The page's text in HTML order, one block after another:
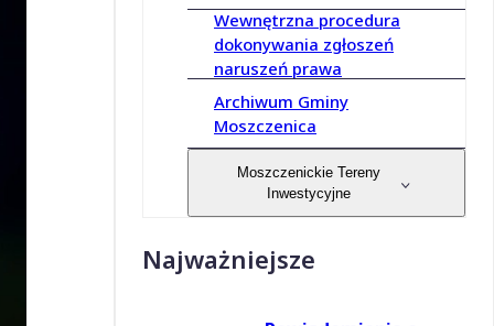
Wewnętrzna procedura
dokonywania zgłoszeń
naruszeń prawa
Archiwum Gminy
Moszczenica
Moszczenickie Tereny
Inwestycyjne
Najważniejsze